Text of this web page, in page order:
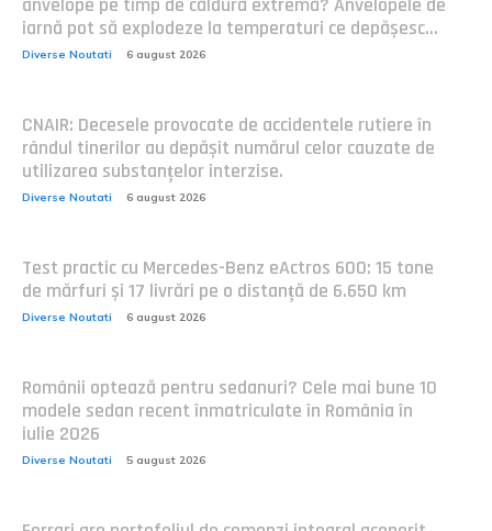
iarnă pot să explodeze la temperaturi ce depășesc...
Diverse Noutati 6 august 2026
CNAIR: Decesele provocate de accidentele rutiere în
rândul tinerilor au depășit numărul celor cauzate de
utilizarea substanțelor interzise.
Diverse Noutati 6 august 2026
Test practic cu Mercedes-Benz eActros 600: 15 tone
de mărfuri și 17 livrări pe o distanță de 6.650 km
Diverse Noutati 6 august 2026
Românii optează pentru sedanuri? Cele mai bune 10
modele sedan recent înmatriculate în România în
iulie 2026
Diverse Noutati 5 august 2026